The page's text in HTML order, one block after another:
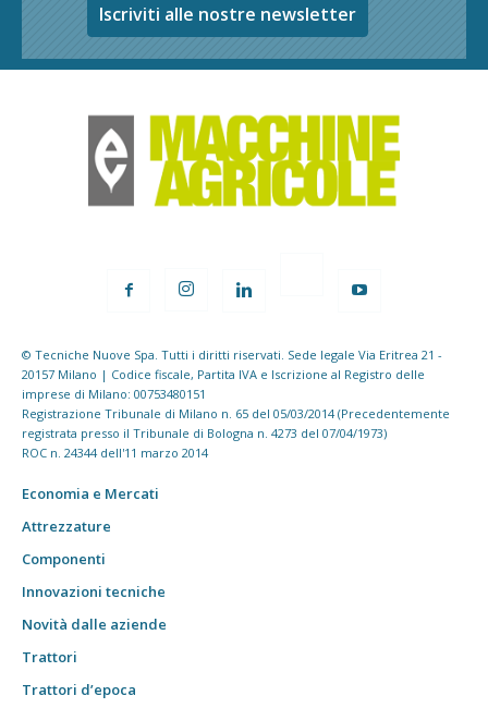
Iscriviti alle nostre newsletter
© Tecniche Nuove Spa. Tutti i diritti riservati. Sede legale Via Eritrea 21 -
20157 Milano | Codice fiscale, Partita IVA e Iscrizione al Registro delle
imprese di Milano: 00753480151
Registrazione Tribunale di Milano n. 65 del 05/03/2014 (Precedentemente
registrata presso il Tribunale di Bologna n. 4273 del 07/04/1973)
ROC n. 24344 dell'11 marzo 2014
Economia e Mercati
Attrezzature
Componenti
Innovazioni tecniche
Novità dalle aziende
Trattori
Trattori d’epoca